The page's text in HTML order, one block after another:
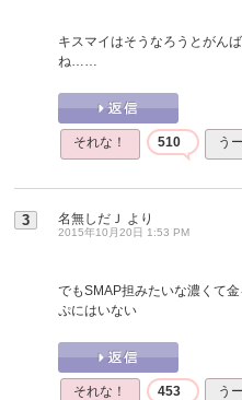
キスマイはそうなろうとがん
ね……
それな！ 510 う
3 名無しだＪ より
2015年10月20日 1:53 PM
でもSMAP担みたいな濃くて
ぷにはいない
それな！ 453 う